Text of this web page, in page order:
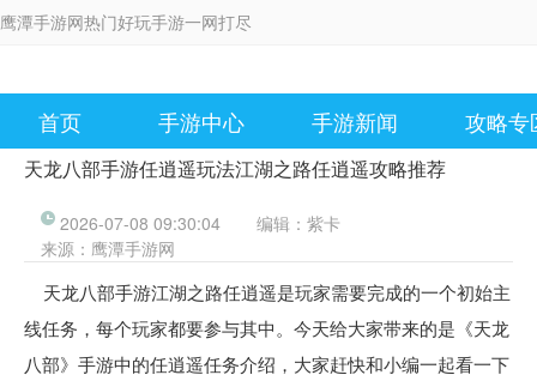
鹰潭手游网热门好玩手游一网打尽
首页 手游中心 手游新闻 攻略专
天龙八部手游任逍遥玩法江湖之路任逍遥攻略推荐
2026-07-08 09:30:04 编辑： 紫卡
来源： 鹰潭手游网
天龙八部手游江湖之路任逍遥是玩家需要完成的一个初始主
线任务，每个玩家都要参与其中。今天给大家带来的是《天龙
八部》手游中的任逍遥任务介绍，大家赶快和小编一起看一下